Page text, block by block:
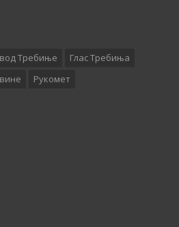
Требиње
Глас Требиња
Рукомет